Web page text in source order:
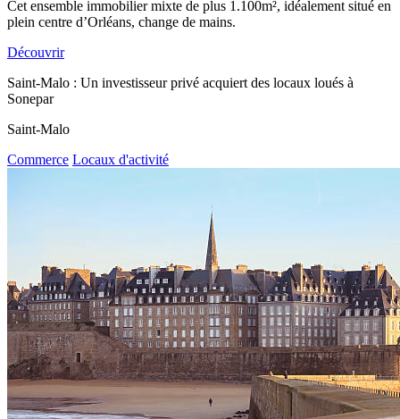
Cet ensemble immobilier mixte de plus 1.100m², idéalement situé en
plein centre d’Orléans, change de mains.
Découvrir
Saint-Malo : Un investisseur privé acquiert des locaux loués à
Sonepar
Saint-Malo
Commerce Locaux d'activité